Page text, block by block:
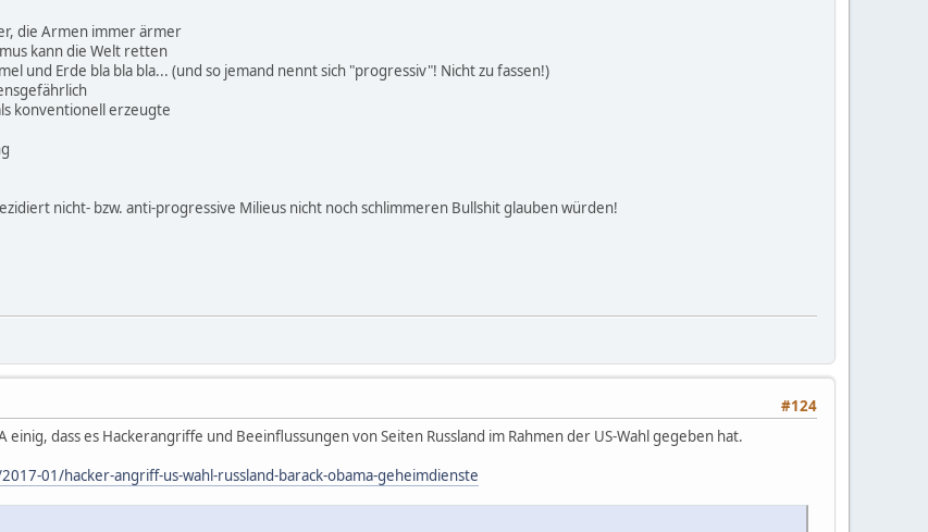
die Armen immer ärmer
kann die Welt retten
und Erde bla bla bla... (und so jemand nennt sich "progressiv"! Nicht zu fassen!)
konventionell erzeugte
nicht- bzw. anti-progressive Milieus nicht noch schlimmeren Bullshit glauben würden!
#124
einig, dass es Hackerangriffe und Beeinflussungen von Seiten Russland im Rahmen der US-Wahl gegeben hat.
01/hacker-angriff-us-wahl-russland-barack-obama-geheimdienste